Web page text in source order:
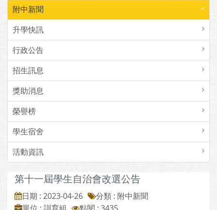
附中新聞
升學快訊
行政公告
招生訊息
獎助消息
榮譽榜
學生宿舍
活動資訊
第十一屆學生自治會改選公告
日期 : 2023-04-26
分類 : 附中新聞